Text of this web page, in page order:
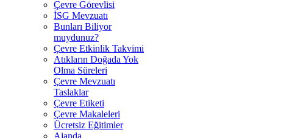
Çevre Görevlisi
İSG Mevzuatı
Bunları Biliyor
muydunuz?
Çevre Etkinlik Takvimi
Atıkların Doğada Yok
Olma Süreleri
Çevre Mevzuatı
Taslaklar
Çevre Etiketi
Çevre Makaleleri
Ücretsiz Eğitimler
Ajanda